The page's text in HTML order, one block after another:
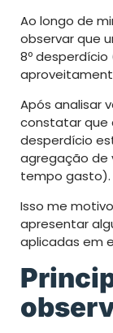
Ao longo de
observar que
8º desperdício
Após analisar
constatar que
desperdício
agregação de
tempo gasto).
Isso me
apresentar
aplicadas em